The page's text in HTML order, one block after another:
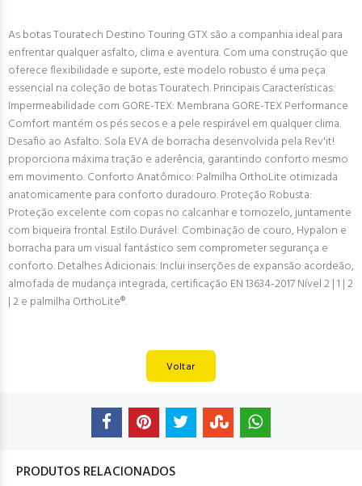
As botas Touratech Destino Touring GTX são a companhia ideal para
enfrentar qualquer asfalto, clima e aventura. Com uma construção que
oferece flexibilidade e suporte, este modelo robusto é uma peça
essencial na coleção de botas Touratech. Principais Características:
Impermeabilidade com GORE-TEX: Membrana GORE-TEX Performance
Comfort mantém os pés secos e a pele respirável em qualquer clima.
Desafio ao Asfalto: Sola EVA de borracha desenvolvida pela Rev'it!
proporciona máxima tração e aderência, garantindo conforto mesmo
em movimento. Conforto Anatômico: Palmilha OrthoLite otimizada
anatomicamente para conforto duradouro. Proteção Robusta:
Proteção excelente com copas no calcanhar e tornozelo, juntamente
com biqueira frontal. Estilo Durável: Combinação de couro, Hypalon e
borracha para um visual fantástico sem comprometer segurança e
conforto. Detalhes Adicionais: Inclui inserções de expansão acordeão,
almofada de mudança integrada, certificação EN 13634-2017 Nível 2 | 1 | 2
| 2 e palmilha OrthoLite®.
Voltar
PRODUTOS RELACIONADOS